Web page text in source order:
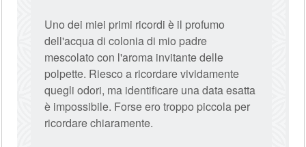
Uno dei miei primi ricordi è il profumo
dell'acqua di colonia di mio padre
mescolato con l'aroma invitante delle
polpette. Riesco a ricordare vividamente
quegli odori, ma identificare una data esatta
è impossibile. Forse ero troppo piccola per
ricordare chiaramente.